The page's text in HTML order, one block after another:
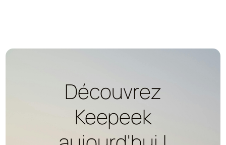
Découvrez
Keepeek